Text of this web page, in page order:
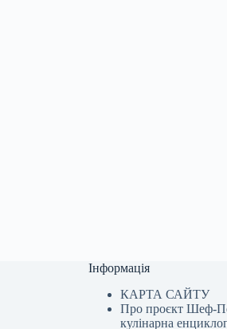
Інформація
КАРТА САЙТУ
Про проєкт Шеф-
кулінарна